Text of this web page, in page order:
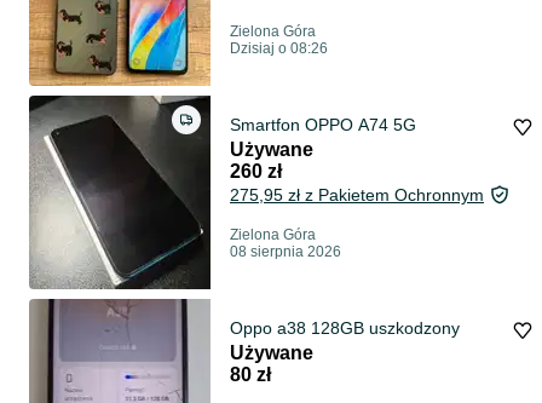
Zielona Góra
Dzisiaj o 08:26
Smartfon OPPO A74 5G
Używane
260 zł
275,95 zł z Pakietem Ochronnym
Zielona Góra
08 sierpnia 2026
Oppo a38 128GB uszkodzony
Używane
80 zł